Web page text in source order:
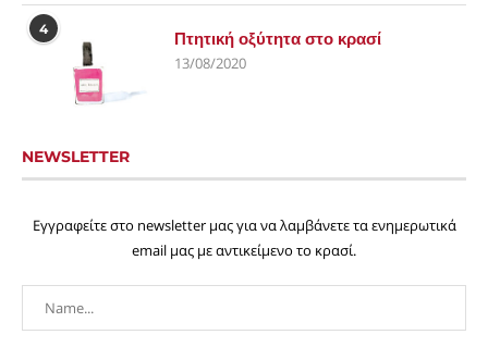
4 Πτητική οξύτητα στο κρασί
13/08/2020
NEWSLETTER
Εγγραφείτε στο newsletter μας για να λαμβάνετε τα ενημερωτικά
email μας με αντικείμενο το κρασί.